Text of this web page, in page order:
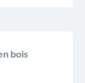
bois